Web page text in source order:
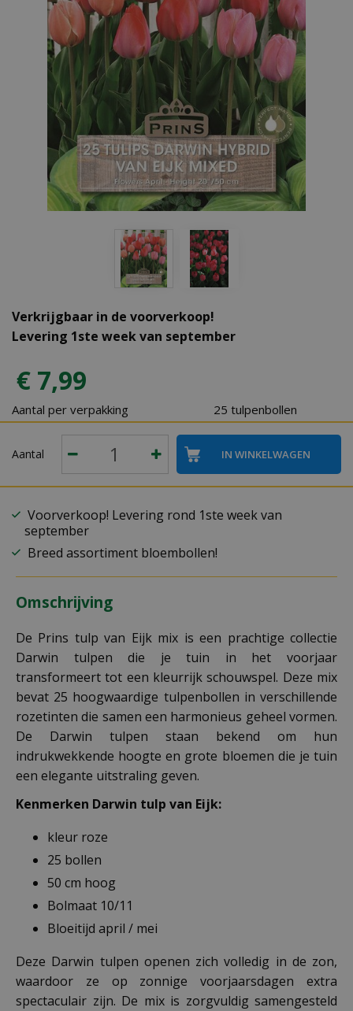
Verkrijgbaar in de voorverkoop!
Levering 1ste week van september
€ 7,99
Aantal per verpakking 25 tulpenbollen
Aantal
Voorverkoop! Levering rond 1ste week van
september
Breed assortiment bloembollen!
Omschrijving
De Prins tulp van Eijk mix is een prachtige collectie
Darwin tulpen die je tuin in het voorjaar
transformeert tot een kleurrijk schouwspel. Deze mix
bevat 25 hoogwaardige tulpenbollen in verschillende
rozetinten die samen een harmonieus geheel vormen.
De Darwin tulpen staan bekend om hun
indrukwekkende hoogte en grote bloemen die je tuin
een elegante uitstraling geven.
Kenmerken Darwin tulp van Eijk:
kleur roze
25 bollen
50 cm hoog
Bolmaat 10/11
Bloeitijd april / mei
Deze Darwin tulpen openen zich volledig in de zon,
waardoor ze op zonnige voorjaarsdagen extra
spectaculair zijn. De mix is zorgvuldig samengesteld